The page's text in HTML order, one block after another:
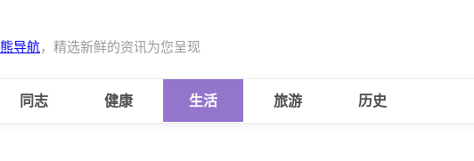
熊导航，精选新鲜的资讯为您呈现
同志 健康 生活 旅游 历史